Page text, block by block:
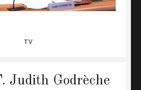
CATEGORIES
TV
Judith Godrèche